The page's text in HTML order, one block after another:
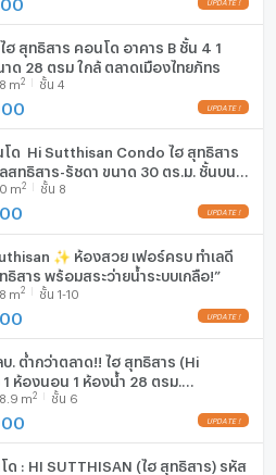
ฮ สุทธิสาร คอนโด อาคาร B ชั้น 4 1
ด 28 ตรม ใกล้ ตลาดเมืองไทยภัทร
m2 ชั้น 4
โด Hi Sutthisan Condo ไฮ สุทธิสาร
สุทธิสาร-รัชดา ขนาด 30 ตร.ม. ชั้นบน
ใกล้ รถไฟฟ้า MRT สถานีสุทธิสาร
m2 ชั้น 8
✨ ห้องสวย เฟอร์ครบ ทำเลดี
ธิสาร พร้อมสระว่ายน้ำระบบเกลือ!”
m2 ชั้น 1-10
บ. ต่ำกว่าตลาด!! ไฮ สุทธิสาร (Hi
ห้องนอน 1 ห้องน้ำ 28 ตรม.
ครบ ติดต่อ▫️@sanhaproperty📲095-
ดไลน์ตอบไวมาก
m2 ชั้น 6
: HI SUTTHISAN (ไฮ สุทธิสาร) รหัส